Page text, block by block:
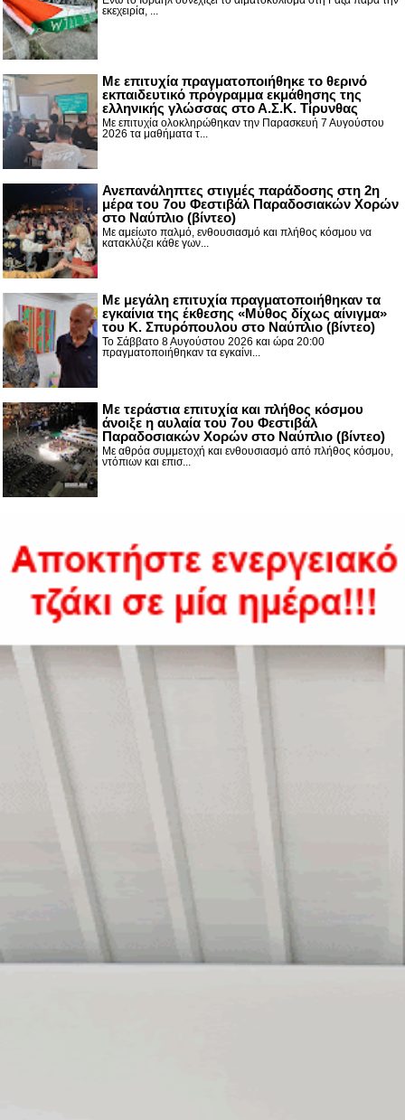
εκεχειρία, ...
Με επιτυχία πραγματοποιήθηκε το θερινό
εκπαιδευτικό πρόγραμμα εκμάθησης της
ελληνικής γλώσσας στο Α.Σ.Κ. Τίρυνθας
Με επιτυχία ολοκληρώθηκαν την Παρασκευή 7 Αυγούστου
2026 τα μαθήματα τ...
Ανεπανάληπτες στιγμές παράδοσης στη 2η
μέρα του 7ου Φεστιβάλ Παραδοσιακών Χορών
στο Ναύπλιο (βίντεο)
Με αμείωτο παλμό, ενθουσιασμό και πλήθος κόσμου να
κατακλύζει κάθε γων...
Με μεγάλη επιτυχία πραγματοποιήθηκαν τα
εγκαίνια της έκθεσης «Μύθος δίχως αίνιγμα»
του Κ. Σπυρόπουλου στο Ναύπλιο (βίντεο)
Το Σάββατο 8 Αυγούστου 2026 και ώρα 20:00
πραγματοποιήθηκαν τα εγκαίνι...
Με τεράστια επιτυχία και πλήθος κόσμου
άνοιξε η αυλαία του 7ου Φεστιβάλ
Παραδοσιακών Χορών στο Ναύπλιο (βίντεο)
Με αθρόα συμμετοχή και ενθουσιασμό από πλήθος κόσμου,
ντόπιων και επισ...